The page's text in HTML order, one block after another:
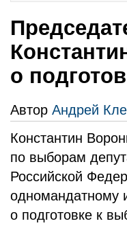
о
Автор Андрей
Константин
по выборам
Российской
одномандатному
о подготовке к